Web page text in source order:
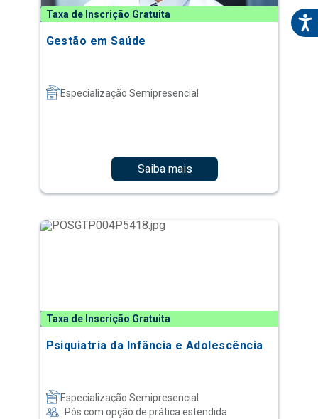
Taxa de Inscrição Gratuita
Gestão em Saúde
Especialização Semipresencial
Saiba mais
Taxa de Inscrição Gratuita
Psiquiatria da Infância e Adolescência
Especialização Semipresencial
Pós com opção de prática estendida